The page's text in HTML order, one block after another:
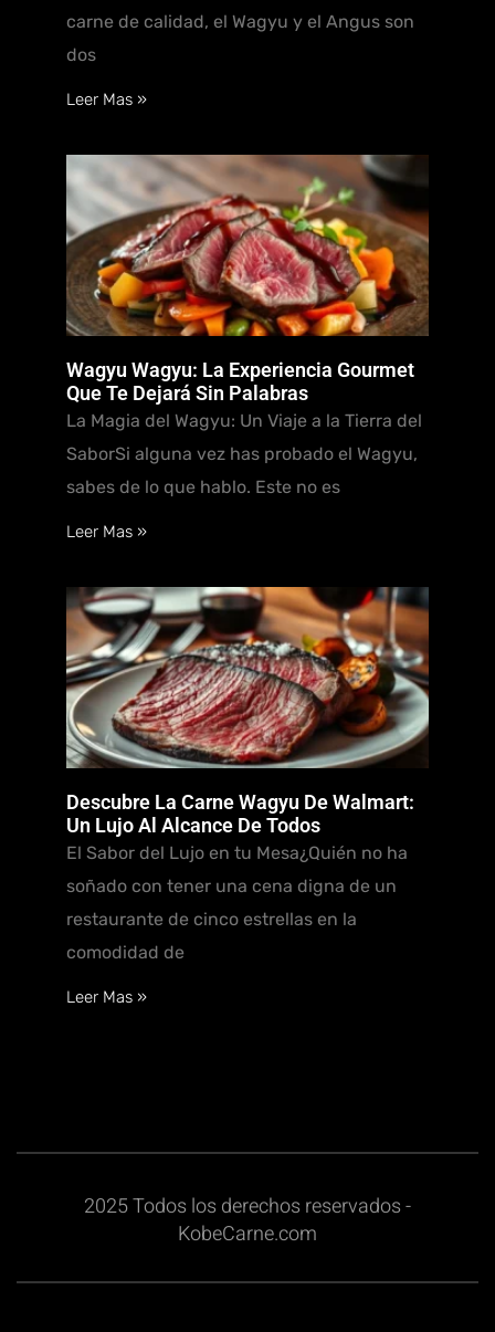
carne de calidad, el Wagyu y el Angus son
dos
Leer Mas »
Wagyu Wagyu: La Experiencia Gourmet
Que Te Dejará Sin Palabras
La Magia del Wagyu: Un Viaje a la Tierra del
SaborSi alguna vez has probado el Wagyu,
sabes de lo que hablo. Este no es
Leer Mas »
Descubre La Carne Wagyu De Walmart:
Un Lujo Al Alcance De Todos
El Sabor del Lujo en tu Mesa¿Quién no ha
soñado con tener una cena digna de un
restaurante de cinco estrellas en la
comodidad de
Leer Mas »
2025 Todos los derechos reservados -
KobeCarne.com